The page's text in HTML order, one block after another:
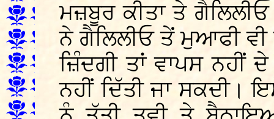
ਮਜ਼ਬੂਰ ਕੀਤਾ ਤੇ
ਨੇ ਗੈਲਿਲੀਓ ਤੇਂ ਮੁਆਫੀ
ਜ਼ਿੰਦਗੀ ਤਾਂ ਵਾਪਸ ਨਹੀਂ
ਨਹੀਂ ਦਿੱਤੀ ਜਾ ਸਕਦੀ।